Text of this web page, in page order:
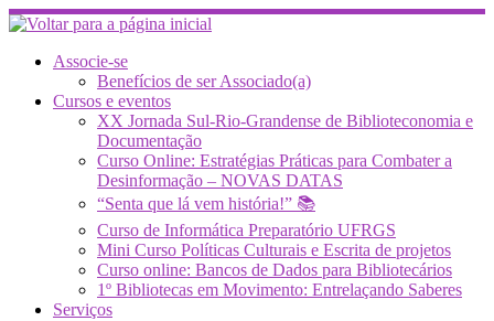
Skip
to
contentAssocie-se
Benefícios de ser Associado(a)
Cursos e eventos
XX Jornada Sul-Rio-Grandense de Biblioteconomia e
Documentação
Curso Online: Estratégias Práticas para Combater a
Desinformação – NOVAS DATAS
“Senta que lá vem história!” 📚
Curso de Informática Preparatório UFRGS
Mini Curso Políticas Culturais e Escrita de projetos
Curso online: Bancos de Dados para Bibliotecários
1º Bibliotecas em Movimento: Entrelaçando Saberes
Serviços